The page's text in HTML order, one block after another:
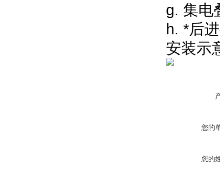
g. 集电
h. *后
安装示
您的
您的